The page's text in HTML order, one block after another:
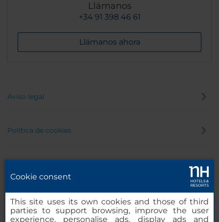
Llámanos
+34 91 398 46 61
Llámanos ahora
Aviso legal
Política de cookies
Canal de denuncias
Cookie consent
This site uses its own cookies and those of third
parties to support browsing, improve the user
experience, personalise ads, display ads and